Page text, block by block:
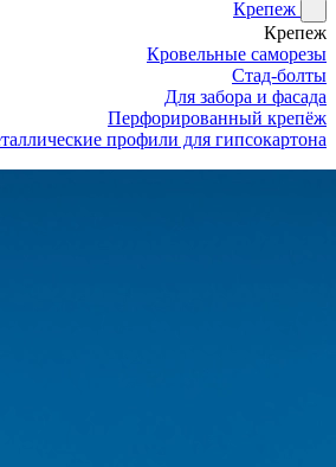
Крепеж
Крепеж
Кровельные саморезы
Стад-болты
Для забора и фасада
Перфорированный крепёж
профили для гипсокартона